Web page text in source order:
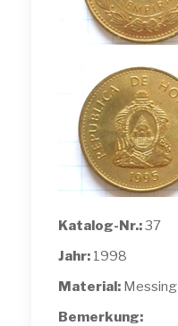
Katalog-Nr.:37
Jahr: 1998
Material: Messing
Bemerkung: